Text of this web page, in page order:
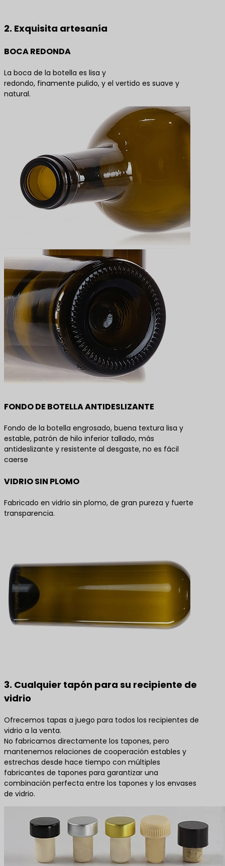
2. Exquisita artesanía
BOCA REDONDA
La boca de la botella es lisa y
redondo, finamente pulido, y el vertido es suave y
natural.
FONDO DE BOTELLA ANTIDESLIZANTE
Fondo de la botella engrosado, buena textura lisa y
estable, patrón de hilo inferior tallado, más
antideslizante y resistente al desgaste, no es fácil
caerse
VIDRIO SIN PLOMO
Fabricado en vidrio sin plomo, de gran pureza y fuerte
transparencia.
3. Cualquier tapón para su recipiente de
vidrio
Ofrecemos tapas a juego para todos los recipientes de
vidrio a la venta.
No fabricamos directamente los tapones, pero
mantenemos relaciones de cooperación estables y
estrechas desde hace tiempo con múltiples
fabricantes de tapones para garantizar una
combinación perfecta entre los tapones y los envases
de vidrio.